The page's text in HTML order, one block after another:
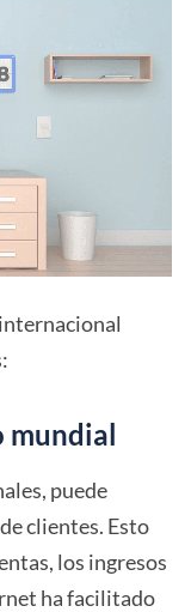
mundial
puede
clientes. Esto
los ingresos
ha facilitado